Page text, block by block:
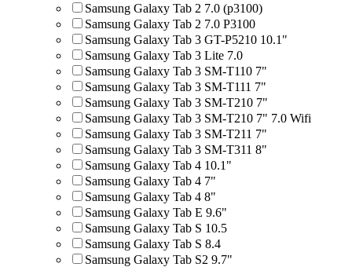
Samsung Galaxy Tab 2 7.0 (p3100)
Samsung Galaxy Tab 2 7.0 P3100
Samsung Galaxy Tab 3 GT-P5210 10.1"
Samsung Galaxy Tab 3 Lite 7.0
Samsung Galaxy Tab 3 SM-T110 7"
Samsung Galaxy Tab 3 SM-T111 7"
Samsung Galaxy Tab 3 SM-T210 7"
Samsung Galaxy Tab 3 SM-T210 7" 7.0 Wifi
Samsung Galaxy Tab 3 SM-T211 7"
Samsung Galaxy Tab 3 SM-T311 8"
Samsung Galaxy Tab 4 10.1"
Samsung Galaxy Tab 4 7"
Samsung Galaxy Tab 4 8"
Samsung Galaxy Tab E 9.6"
Samsung Galaxy Tab S 10.5
Samsung Galaxy Tab S 8.4
Samsung Galaxy Tab S2 9.7"